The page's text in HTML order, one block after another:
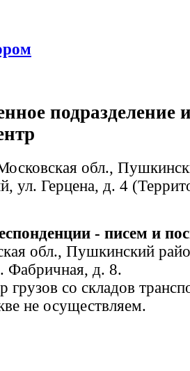
подразделение
обл.,
ул. Герцена, д. 4
- писем и
обл., Пушкинский
Фабричная, д. 8.
грузов со складов
не осуществляем.